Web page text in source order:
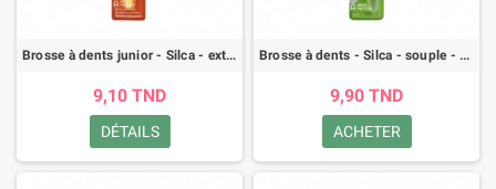
Brosse à dents junior - Silca - extra souple - oranger
9,10 TND
DÉTAILS
Brosse à dents - Silca - souple - vert
9,90 TND
ACHETER